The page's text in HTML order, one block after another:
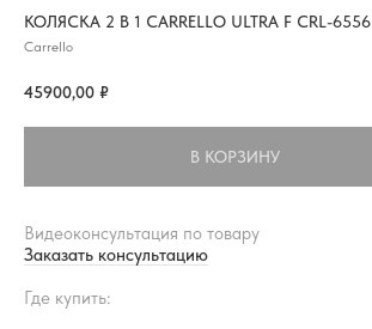
КОЛЯСКА 2 В 1 CARRELLO ULTRA F CRL-6556
Carrello
45900,00 ₽
В КОРЗИНУ
Видеоконсультация по товару
Заказать консультацию
Где купить: